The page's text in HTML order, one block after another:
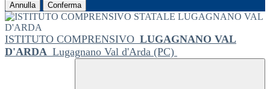
Annulla Conferma
ISTITUTO COMPRENSIVO LUGAGNANO VAL
D'ARDA Lugagnano Val d'Arda (PC)